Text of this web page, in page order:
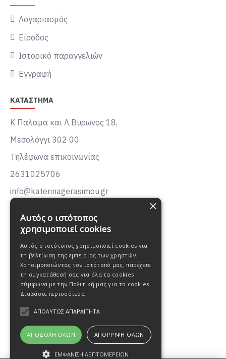
Λογαριασμός
Είσοδος
Ιστορικό παραγγελιών
Εγγραφή
ΚΑΤΑΣΤΗΜΑ
Κ Παλαμα και Λ Βυρωνος 18,
Μεσολόγγι 302 00
Τηλέφωνα επικοινωνίας
2631025706
info@katerinagerasimou.gr
GERASIMOU
FASHION
×
Αυτός ο ιστότοπος
χρησιμοποιεί cookies
Αυτός ο ιστότοπος χρησιμοποιεί cookies για
τη βελτίωση της εμπειρίας των χρηστών.
Χρησιμοποιώντας τον ιστότοπό μας, παρέχετε
τη συγκατάθεσή σας για όλα τα cookies
σύμφωνα με την Πολιτική μας για τα cookies.
Διαβάστε περισσότερα
ΑΠΟΛΎΤΩΣ ΑΠΑΡΑΊΤΗΤΑ
ΑΠΟΔΟΧΉ ΌΛΩΝ ΑΠΌΡΡΙΨΗ ΌΛΩΝ
ΕΜΦΆΝΙΣΗ ΛΕΠΤΟΜΕΡΕΙΏΝ